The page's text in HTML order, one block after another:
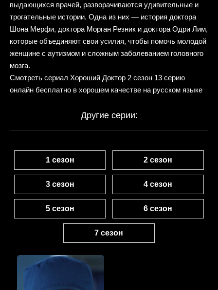
выдающихся врачей, разворачиваются удивительные и
трогательные истории. Одна из них — история доктора
Шона Мерфи, доктора Морган Резник и доктора Одри Лим,
которые объединяют свои усилия, чтобы помочь молодой
женщине с аутизмом и сложным заболеванием головного
мозга.
Смотреть сериал Хороший Доктор 2 сезон 13 серию
онлайн бесплатно в хорошем качестве на русском языке
Другие серии:
1 сезон 2 сезон
3 сезон 4 сезон
5 сезон 6 сезон
7 сезон